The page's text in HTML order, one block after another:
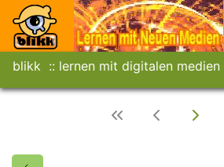
blikk lernen mit digitalen medien